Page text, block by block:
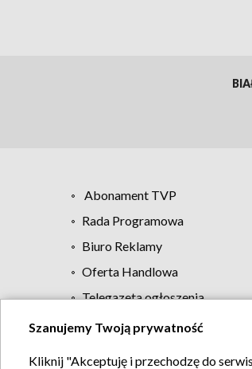
Abonament TVP
Rada Programowa
Biuro Reklamy
Oferta Handlowa
Telegazeta ogłoszenia
Szanujemy Twoją prywatność
Kliknij "Akceptuję i przechodzę do